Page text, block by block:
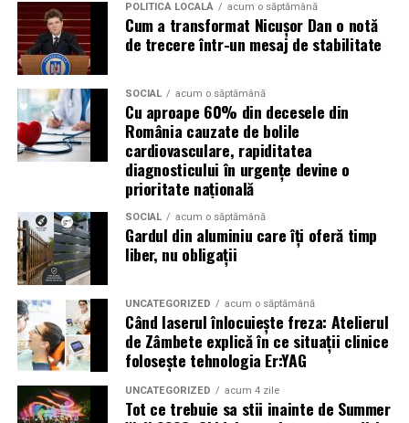
Campaniile de phishing asociate evenimentelor
importante profită de interesul public ridicat, de
presiunea timpului și de teama utilizatorilor că ar putea
pierde o ofertă sau o oportunitate. Mesajele care anunță
ultimele bilete disponibile, acces limitat la o transmisie
sau câștigarea unui premiu pot determina utilizatorii să
reacționeze înainte de a verifica sursa.
Turneul se încheie pe 19 iulie, iar specialiștii anticipează
o intensificare a activității frauduloase în perioada
finalei. Printre cele mai utilizate pretexte se numără
transmisiunile pirat, biletele revândute, pariurile,
tombolele, concursurile și falsele oferte de călătorie.
Pentru a răspunde riscurilor tot mai complexe,
cyber_Folks a lansat la finalul lunii iunie robo_Folks,
primul asistent AI integrat într-un panou de hosting
din România. Acesta poate efectua, la cererea
utilizatorului, un audit al securității site-ului, care
POLITICĂ LOCALĂ acum o săptămână
Cum a transformat Nicușor Dan o notă
de trecere într-un mesaj de stabilitate
SOCIAL acum o săptămână
Cu aproape 60% din decesele din
România cauzate de bolile
cardiovasculare, rapiditatea
diagnosticului în urgențe devine o
prioritate națională
SOCIAL acum o săptămână
Gardul din aluminiu care îți oferă timp
liber, nu obligații
UNCATEGORIZED acum o săptămână
Când laserul înlocuiește freza: Atelierul
de Zâmbete explică în ce situații clinice
folosește tehnologia Er:YAG
UNCATEGORIZED acum 4 zile
Tot ce trebuie sa stii inainte de Summer